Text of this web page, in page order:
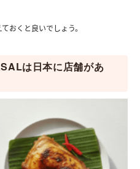
おくと良いでしょう。
は日本に店舗があ